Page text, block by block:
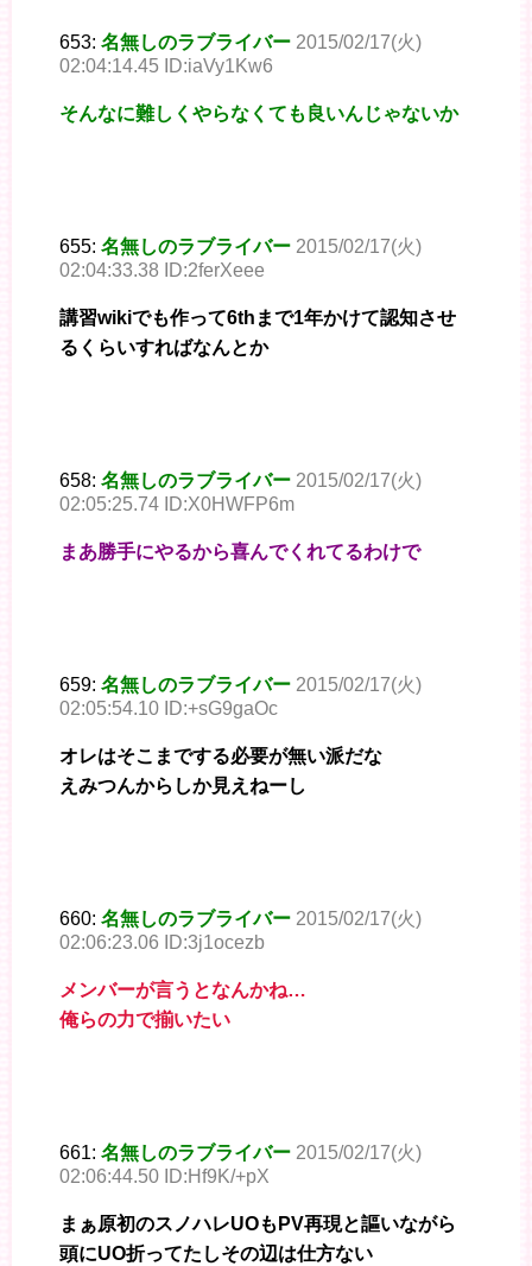
653: 名無しのラブライバー 2015/02/17(火)
02:04:14.45 ID:iaVy1Kw6
そんなに難しくやらなくても良いんじゃないか
655: 名無しのラブライバー 2015/02/17(火)
02:04:33.38 ID:2ferXeee
講習wikiでも作って6thまで1年かけて認知させ
るくらいすればなんとか
658: 名無しのラブライバー 2015/02/17(火)
02:05:25.74 ID:X0HWFP6m
まあ勝手にやるから喜んでくれてるわけで
659: 名無しのラブライバー 2015/02/17(火)
02:05:54.10 ID:+sG9gaOc
オレはそこまでする必要が無い派だな
えみつんからしか見えねーし
660: 名無しのラブライバー 2015/02/17(火)
02:06:23.06 ID:3j1ocezb
メンバーが言うとなんかね…
俺らの力で揃いたい
661: 名無しのラブライバー 2015/02/17(火)
02:06:44.50 ID:Hf9K/+pX
まぁ原初のスノハレUOもPV再現と謳いながら
頭にUO折ってたしその辺は仕方ない